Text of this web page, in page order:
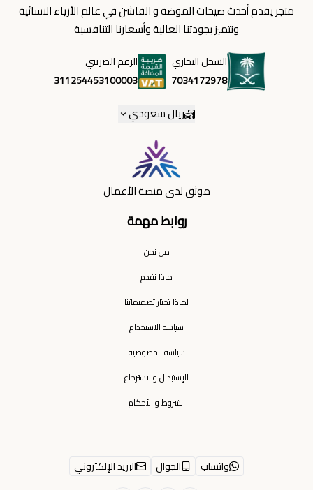
روابط مهمة
من نحن
ماذا نقدم
لماذا تختار تصميماتنا
سياسة الاستخدام
سياسة الخصوصية
الإستبدال والاسترجاع
الشروط و الأحكام
متجر يقدم أحدث صيحات الموضة و الفاشن في عالم الأزياء النسائية
ونتميز بجودتنا العالية وأسعارنا التنافسية
السجل التجاري
7034172978
الرقم الضريبي
311254453100003
ريال سعودي
موثق لدى منصة الأعمال
واتساب الجوال البريد الإلكتروني